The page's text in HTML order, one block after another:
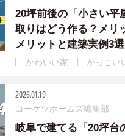
20坪前後の「小さい平
取りはどう作る？メリ
メリットと建築実例3選
かわいい家 かっこい
2026.01.19
コーケツホームズ編集部
岐阜で建てる「20坪台